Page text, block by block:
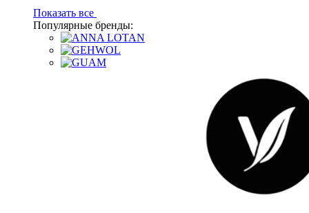
Показать все
Популярные бренды: